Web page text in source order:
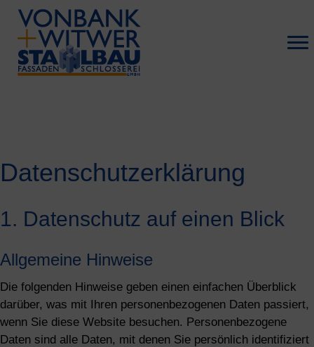
Datenschutz­erklärung
1. Datenschutz auf einen Blick
Allgemeine Hinweise
Die folgenden Hinweise geben einen einfachen Überblick
darüber, was mit Ihren personenbezogenen Daten passiert,
wenn Sie diese Website besuchen. Personenbezogene
Daten sind alle Daten, mit denen Sie persönlich identifiziert